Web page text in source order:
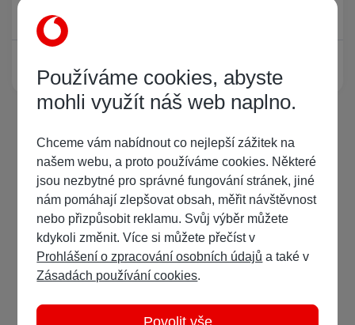
Právě prohlíží tuto stránku
Žádný registrovaný uživatel si neprohlíží tuto stránku
Používáme cookies, abyste
mohli využít náš web naplno.
Chceme vám nabídnout co nejlepší zážitek na
našem webu, a proto používáme cookies. Některé
jsou nezbytné pro správné fungování stránek, jiné
nám pomáhají zlepšovat obsah, měřit návštěvnost
nebo přizpůsobit reklamu. Svůj výběr můžete
kdykoli změnit. Více si můžete přečíst v
Prohlášení o zpracování osobních údajů a také v
Zásadách používání cookies.
Povolit vše